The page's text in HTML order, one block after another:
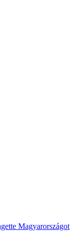
Magyarországot